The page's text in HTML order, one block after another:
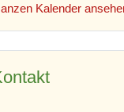
Kalender